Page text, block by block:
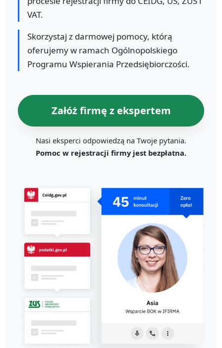
VAT.
Skorzystaj z darmowej pomocy, którą
oferujemy w ramach Ogólnopolskiego
Programu Wspierania Przedsiębiorczości.
Załóż firmę z ekspertem
Nasi eksperci odpowiedzą na Twoje pytania.
Pomoc w rejestracji firmy jest bezpłatna.